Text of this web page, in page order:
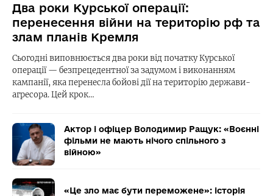
Два роки Курської операції:
перенесення війни на територію рф та
злам планів Кремля
Сьогодні виповнюється два роки від початку Курської
операції — безпрецедентної за задумом і виконанням
кампанії, яка перенесла бойові дії на територію держави-
агресора. Цей крок…
Актор і офіцер Володимир Ращук: «Воєнні
фільми не мають нічого спільного з
війною»
«Це зло має бути переможене»: історія